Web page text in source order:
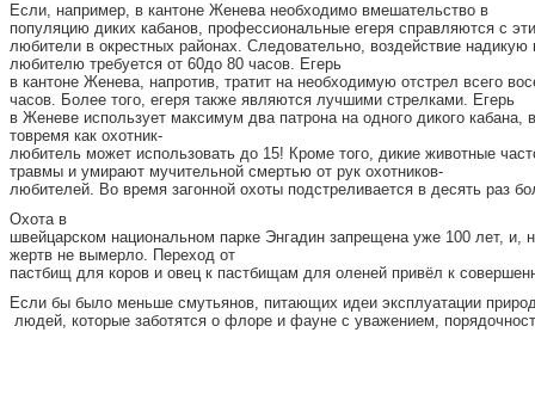
Если, например, в кантоне Женева необходимо вмешательство в
популяцию диких кабанов, профессиональные егеря справляются с
любители в окрестных районах. Следовательно, воздействие
любителю требуется от 60до 80 часов. Егерь
в кантоне Женева, напротив, тратит на необходимую отстрел всего
часов. Более того, егеря также являются лучшими стрелками. Егерь
в Женеве использует максимум два патрона на одного дикого кабана, в
товремя как охотник-
любитель может использовать до 15! Кроме того, дикие животные
травмы и умирают мучительной смертью от рук охотников-
любителей. Во время загонной охоты подстреливается в десять раз
Охота в
швейцарском национальном парке Энгадин запрещена уже 100 лет, и,
жертв не вымерло. Переход от
пастбищ для коров и овец к пастбищам для оленей привёл к
Если бы было меньше смутьянов, питающих идеи эксплуатации
людей, которые заботятся о флоре и фауне с уважением,